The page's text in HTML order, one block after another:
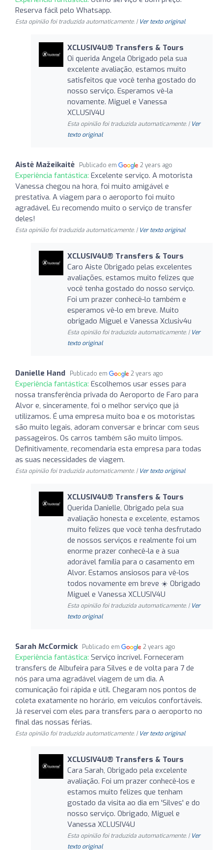
Reserva fácil pelo Whatsapp.
Esta opinião foi traduzida automaticamente. | Ver texto original
XCLUSIV4U®️ Transfers & Tours
Oi querida Angela Obrigado pela sua
excelente avaliação, estamos muito
satisfeitos que você tenha gostado do
nosso serviço. Esperamos vê-la
novamente. Miguel e Vanessa
XCLUSIV4U
Esta opinião foi traduzida automaticamente. | Ver
texto original
Aistė Mažeikaitė Publicado em 2 years ago
Experiência fantástica: Excelente serviço. A motorista
Vanessa chegou na hora, foi muito amigável e
prestativa. A viagem para o aeroporto foi muito
agradável. Eu recomendo muito o serviço de transfer
deles!
Esta opinião foi traduzida automaticamente. | Ver texto original
XCLUSIV4U®️ Transfers & Tours
Caro Aiste Obrigado pelas excelentes
avaliações, estamos muito felizes que
você tenha gostado do nosso serviço.
Foi um prazer conhecê-lo também e
esperamos vê-lo em breve. Muito
obrigado Miguel e Vanessa Xclusiv4u
Esta opinião foi traduzida automaticamente. | Ver
texto original
Danielle Hand Publicado em 2 years ago
Experiência fantástica: Escolhemos usar esses para
nossa transferência privada do Aeroporto de Faro para
Alvor e, sinceramente, foi o melhor serviço que já
utilizamos. É uma empresa muito boa e os motoristas
são muito legais, adoram conversar e brincar com seus
passageiros. Os carros também são muito limpos.
Definitivamente, recomendaria esta empresa para todas
as suas necessidades de viagem.
Esta opinião foi traduzida automaticamente. | Ver texto original
XCLUSIV4U®️ Transfers & Tours
Querida Danielle, Obrigado pela sua
avaliação honesta e excelente, estamos
muito felizes que você tenha desfrutado
de nossos serviços e realmente foi um
enorme prazer conhecê-la e à sua
adorável família para o casamento em
Alvor. Estamos ansiosos para vê-los
todos novamente em breve ☀️️ Obrigado
Miguel e Vanessa XCLUSIV4U
Esta opinião foi traduzida automaticamente. | Ver
texto original
Sarah McCormick Publicado em 2 years ago
Experiência fantástica: Serviço incrível. Forneceram
transfers de Albufeira para Silves e de volta para 7 de
nós para uma agradável viagem de um dia. A
comunicação foi rápida e útil. Chegaram nos pontos de
coleta exatamente no horário, em veículos confortáveis.
Já reservei com eles para transfers para o aeroporto no
final das nossas férias.
Esta opinião foi traduzida automaticamente. | Ver texto original
XCLUSIV4U®️ Transfers & Tours
Cara Sarah, Obrigado pela excelente
avaliação. Foi um prazer conhecê-los e
estamos muito felizes que tenham
gostado da visita ao dia em 'Silves' e do
nosso serviço. Obrigado, Miguel e
Vanessa XCLUSIV4U
Esta opinião foi traduzida automaticamente. | Ver
texto original